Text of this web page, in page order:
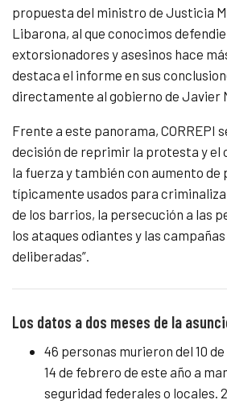
propuesta del ministro de Justicia
Libarona, al que conocimos
extorsionadores y asesinos hace
destaca el informe en sus
directamente al gobierno de Javier
Frente a este panorama, CORREPI
decisión de reprimir la protesta y el
la fuerza y también con aumento de
típicamente usados para
de los barrios, la persecución a las
los ataques odiantes y las
deliberadas”.
Los datos a dos meses de la
46 personas murieron del 10
14 de febrero de este año a
seguridad federales o locales.